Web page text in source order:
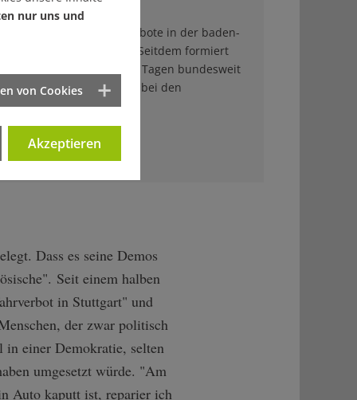
gibt es Diesel-Fahrverbote in der baden-
Landeshauptstadt. Seitdem formiert
es in den vergangenen Tagen bundesweit
geschafft hat. Ein Besuch bei den
Dass es seine Demos
Seit einem halben
in Stuttgart" und
der zwar politisch
in einer Demokratie, selten
umgesetzt würde. "Am
Auto kaputt ist, reparier ich
nur uns und
von Cookies
Akzeptieren